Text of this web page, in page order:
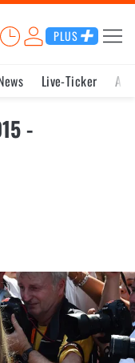
PLUS
Live-Ticker
-